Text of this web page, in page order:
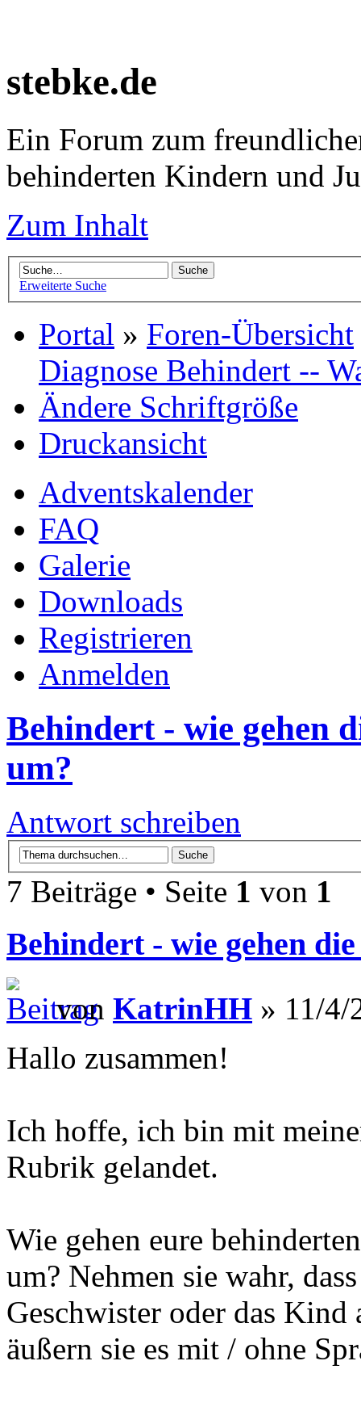
stebke.de
Ein Forum zum
behinderten Kindern und
Zum Inhalt
Erweiterte Suche
Portal » Foren-Übersicht
Diagnose Behindert --
Ändere Schriftgröße
Druckansicht
Adventskalender
FAQ
Galerie
Downloads
Registrieren
Anmelden
Behindert - wie gehen
um?
Antwort schreiben
7 Beiträge • Seite 1 von 1
Behindert - wie gehen
von KatrinHH » 11/4/
Hallo zusammen!
Ich hoffe, ich bin mit
Rubrik gelandet.
Wie gehen eure
um? Nehmen sie wahr,
Geschwister oder das Kind
äußern sie es mit / ohne